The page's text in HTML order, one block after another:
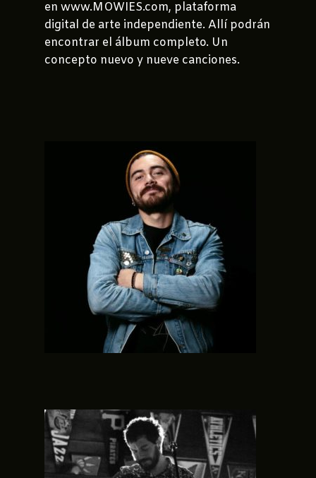
en www.MOWIES.com, plataforma
digital de arte independiente. Allí podrán
encontrar el álbum completo. Un
concepto nuevo y nueve canciones.